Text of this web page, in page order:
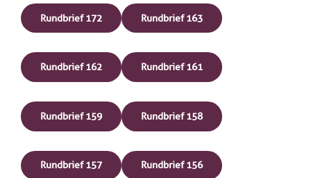
Rundbrief 172 Rundbrief 163
Rundbrief 162 Rundbrief 161
Rundbrief 159 Rundbrief 158
Rundbrief 157 Rundbrief 156